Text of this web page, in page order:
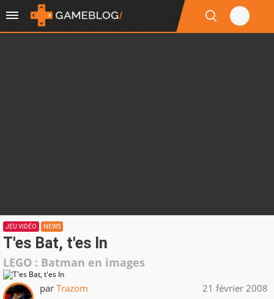
JEU VIDÉO NEWS
T'es Bat, t'es In
LEGO : Batman en images
par Trazom 21 février 2008